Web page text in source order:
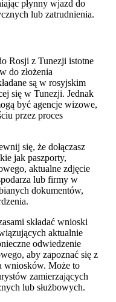
płynny wjazd do
lub zatrudnienia.
Rosji z Tunezji istotne
do złożenia
są w rosyjskim
się w Tunezji. Jednak
być agencje wizowe,
przez proces
się, że dołączasz
jak paszporty,
aktualne zdjęcie
lub firmy w
dokumentów,
składać wnioski
aktualnie
odwiedzenie
aby zapoznać się z
wniosków. Może to
zamierzających
lub służbowych.